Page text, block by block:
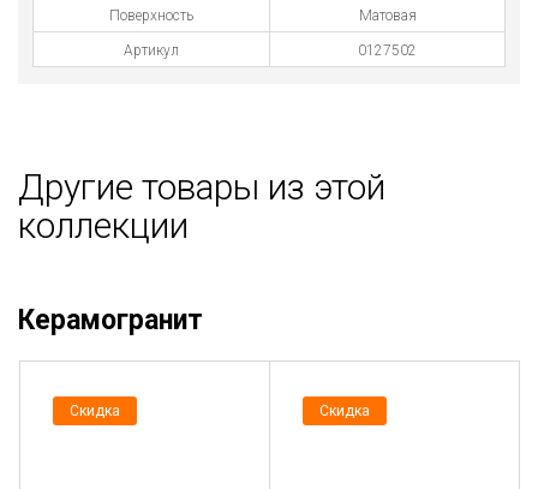
Поверхность Матовая
Артикул 0127502
Другие товары из этой
коллекции
Керамогранит
Скидка Скидка